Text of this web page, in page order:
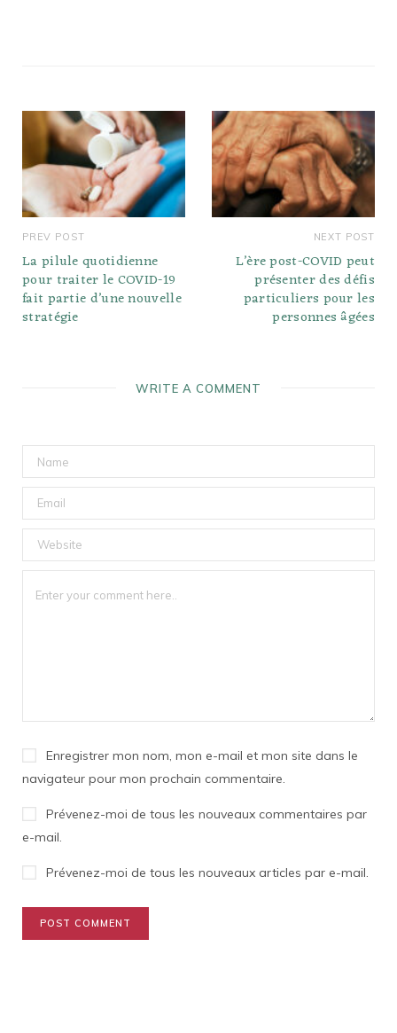
PREV POST
La pilule quotidienne
pour traiter le COVID-19
fait partie d’une nouvelle
stratégie
NEXT POST
L’ère post-COVID peut
présenter des défis
particuliers pour les
personnes âgées
WRITE A COMMENT
Enregistrer mon nom, mon e-mail et mon site dans le
navigateur pour mon prochain commentaire.
Prévenez-moi de tous les nouveaux commentaires par
e-mail.
Prévenez-moi de tous les nouveaux articles par e-mail.